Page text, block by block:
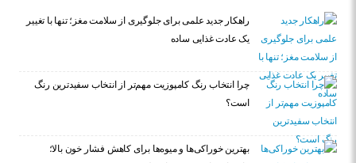
راهکار جدید علمی برای جلوگیری از سلامت مغز؛ تنها با تغییر
یک عادت غذایی ساده
چرا انتخاب رنگ کامپوزیت مهم‌تر از انتخاب سفیدترین رنگ
است؟
بهترین خوراکی‌ها و میوه‌ها برای کاهش فشار خون بالا؛